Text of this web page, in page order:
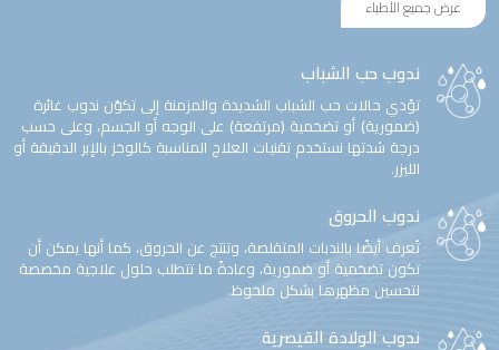
عرض جميع الأطباء
ندوب حب الشباب
تؤدي حالات حب الشباب الشديدة والمزمنة إلى تكوّن ندوب غائرة
(ضمورية) أو تضخمية (مرتفعة) على الوجه أو الجسم، وعلى حسب
درجة شدتها نستخدم تقنيات العلاج المناسبة كالوخز بالإبر الدقيقة أو
الليزر.
ندوب الحروق
تُعرف أيضًا بالندبات المتقلصة، وتنتج عن الحروق، كما أنها يمكن أن
تكون تضخمية أو ضمورية، وعادةً ما تتطلب حلول علاجية مخصصة
لتحسين مظهرها بشكل ملحوظ.
ندوب الولادة القيصرية